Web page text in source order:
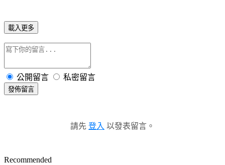
載入更多
公開留言 私密留言
發佈留言
請先 登入 以發表留言。
Recommended